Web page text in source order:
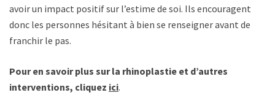
avoir un impact positif sur l’estime de soi. Ils encouragent
donc les personnes hésitant à bien se renseigner avant de
franchir le pas.
Pour en savoir plus sur la rhinoplastie et d’autres
interventions, cliquez ici.